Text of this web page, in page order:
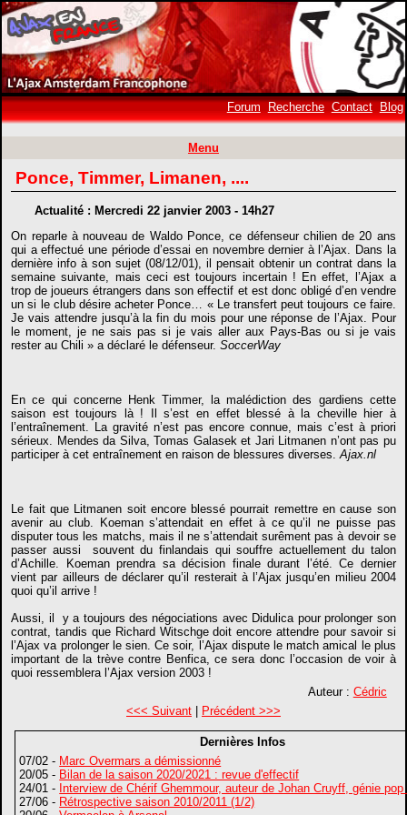
Forum Recherche Contact Blog
Menu
Ponce, Timmer, Limanen, ....
Actualité : Mercredi 22 janvier 2003 - 14h27
On reparle à nouveau de Waldo Ponce, ce défenseur chilien de 20 ans
qui a effectué une période d’essai en novembre dernier à l’Ajax. Dans la
dernière info à son sujet (08/12/01), il pensait obtenir un contrat dans la
semaine suivante, mais ceci est toujours incertain ! En effet, l’Ajax a
trop de joueurs étrangers dans son effectif et est donc obligé d’en vendre
un si le club désire acheter Ponce… « Le transfert peut toujours ce faire.
Je vais attendre jusqu’à la fin du mois pour une réponse de l’Ajax. Pour
le moment, je ne sais pas si je vais aller aux Pays-Bas ou si je vais
rester au Chili » a déclaré le défenseur.SoccerWay
En ce qui concerne Henk Timmer, la malédiction des gardiens cette
saison est toujours là ! Il s’est en effet blessé à la cheville hier à
l’entraînement. La gravité n’est pas encore connue, mais c’est à priori
sérieux. Mendes da Silva, Tomas Galasek et Jari Litmanen n’ont pas pu
participer à cet entraînement en raison de blessures diverses.Ajax.nl
Le fait que Litmanen soit encore blessé pourrait remettre en cause son
avenir au club. Koeman s’attendait en effet à ce qu’il ne puisse pas
disputer tous les matchs, mais il ne s’attendait surêment pas à devoir se
passer aussi souvent du finlandais qui souffre actuellement du talon
d’Achille. Koeman prendra sa décision finale durant l’été. Ce dernier
vient par ailleurs de déclarer qu’il resterait à l’Ajax jusqu’en milieu 2004
quoi qu’il arrive !
Aussi, il y a toujours des négociations avec Didulica pour prolonger son
contrat, tandis que Richard Witschge doit encore attendre pour savoir si
l’Ajax va prolonger le sien. Ce soir, l’Ajax dispute le match amical le plus
important de la trève contre Benfica, ce sera donc l’occasion de voir à
quoi ressemblera l’Ajax version 2003 !
Auteur : Cédric
<<< Suivant| Précédent >>>
Dernières Infos
07/02 - Marc Overmars a démissionné
20/05 - Bilan de la saison 2020/2021 : revue d'effectif
24/01 - Interview de Chérif Ghemmour, auteur de Johan Cruyff, génie
27/06 - Rétrospective saison 2010/2011 (1/2)